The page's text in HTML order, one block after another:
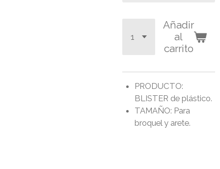
Añadir
al
carrito
PRODUCTO:
BLISTER de plástico.
TAMAÑO: Para
broquel y arete.